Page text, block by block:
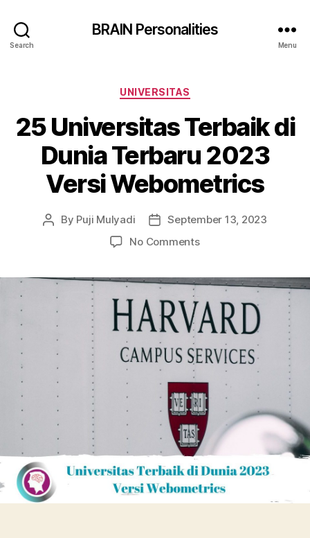
Search
BRAIN Personalities
Menu
Categories
UNIVERSITAS
25 Universitas Terbaik di
Dunia Terbaru 2023
Versi Webometrics
Post
By Puji Mulyadi
PostSeptember 13, 2023
No Commentson
Terbaik
di
Dunia
Terbaru
2023
Versi